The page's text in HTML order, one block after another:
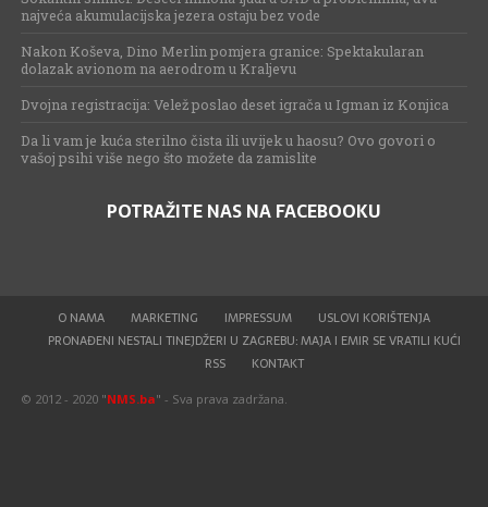
najveća akumulacijska jezera ostaju bez vode
Nakon Koševa, Dino Merlin pomjera granice: Spektakularan
dolazak avionom na aerodrom u Kraljevu
Dvojna registracija: Velež poslao deset igrača u Igman iz Konjica
Da li vam je kuća sterilno čista ili uvijek u haosu? Ovo govori o
vašoj psihi više nego što možete da zamislite
POTRAŽITE NAS NA FACEBOOKU
O NAMA MARKETING IMPRESSUM
USLOVI KORIŠTENJA
PRONAĐENI NESTALI TINEJDŽERI U ZAGREBU: MAJA I EMIR SE VRATILI KUĆI
RSS
KONTAKT
© 2012 - 2020 "NMS.ba" - Sva prava zadržana.